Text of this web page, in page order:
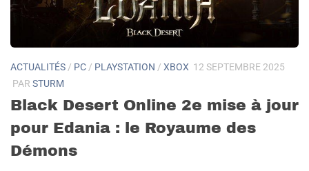
ACTUALITÉS / PC / PLAYSTATION / XBOX 12 SEPTEMBRE 2025
PAR STURM
Black Desert Online 2e mise à jour
pour Edania : le Royaume des
Démons